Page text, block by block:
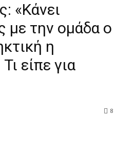
«Κάνει
με την ομάδα ο
η
είπε για
8